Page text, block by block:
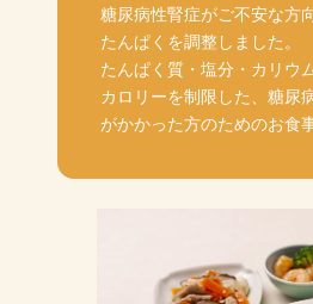
糖尿病性腎症がご不安な方
たんぱくを調整しました。
たんぱく質・塩分・カリウ
カロリーを制限した、糖尿
がかかった方のためのお食